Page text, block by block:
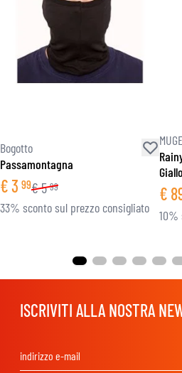
Bogotto
Passamontagna
€3 99€5 99
33% sconto sul prezzo consigliato
€
10%
ISCRIVITI ALLA NOSTRA